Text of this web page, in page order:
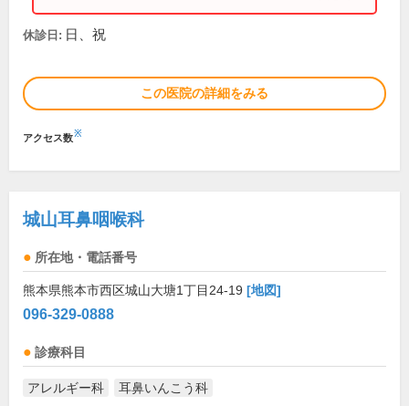
休診日: 日、祝
この医院の詳細をみる
アクセス数※
城山耳鼻咽喉科
所在地・電話番号
熊本県熊本市西区城山大塘1丁目24-19 [地図]
096-329-0888
診療科目
アレルギー科 耳鼻いんこう科